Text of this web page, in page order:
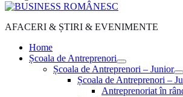
AFACERI & ȘTIRI & EVENIMENTE
Home
Școala de Antreprenori
Școala de Antreprenori – Junior
Școala de Antreprenori –
Antreprenoriat în